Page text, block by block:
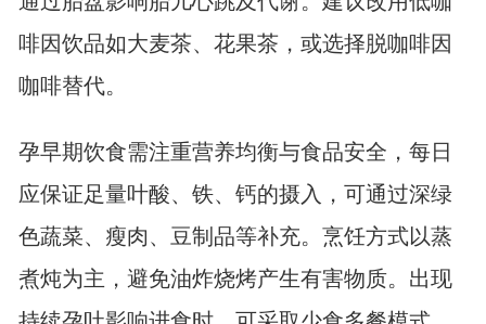
啡因饮品如大麦茶、花果茶，或选择脱咖啡因
咖啡替代。
孕早期饮食需注重营养均衡与食品安全，每日
应保证足量叶酸、铁、钙的摄入，可通过深绿
色蔬菜、瘦肉、豆制品等补充。烹饪方式以蒸
煮炖为主，避免油炸烧烤产生有害物质。出现